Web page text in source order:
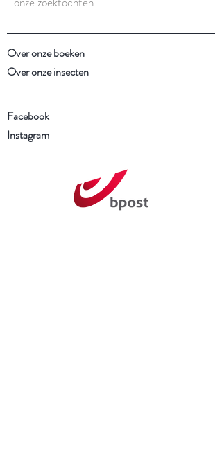
Over onze boeken
Over onze insecten
Facebook
Instagram